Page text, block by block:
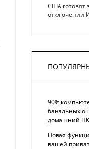
США готовят
отключении
90%
банальных
домашний ПК
Новая
вашей